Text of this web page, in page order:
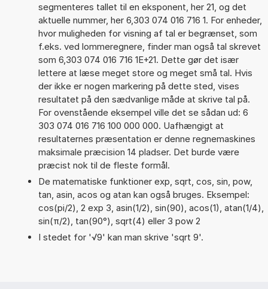
segmenteres tallet til en eksponent, her 21, og det
aktuelle nummer, her 6,303 074 016 716 1. For enheder,
hvor muligheden for visning af tal er begrænset, som
f.eks. ved lommeregnere, finder man også tal skrevet
som 6,303 074 016 716 1E+21. Dette gør det især
lettere at læse meget store og meget små tal. Hvis
der ikke er nogen markering på dette sted, vises
resultatet på den sædvanlige måde at skrive tal på.
For ovenstående eksempel ville det se sådan ud: 6
303 074 016 716 100 000 000. Uafhængigt at
resultaternes præsentation er denne regnemaskines
maksimale præcision 14 pladser. Det burde være
præcist nok til de fleste formål.
De matematiske funktioner exp, sqrt, cos, sin, pow,
tan, asin, acos og atan kan også bruges. Eksempel:
cos(pi/2), 2 exp 3, asin(1/2), sin(90), acos(1), atan(1/4),
sin(π/2), tan(90°), sqrt(4) eller 3 pow 2
I stedet for '√9' kan man skrive 'sqrt 9'.